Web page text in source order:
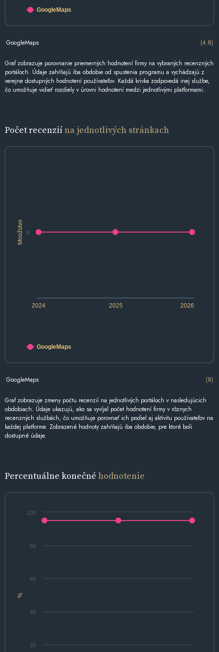
GoogleMaps
GoogleMaps (4.8)
Graf zobrazuje porovnanie priemerných hodnotení firmy na vybraných recenzných
portáloch. Údaje zahŕňajú iba obdobie od spustenia programu a vychádzajú z
verejne dostupných hodnotení používateľov. Každá krivka zodpovedá inej službe,
čo umožňuje vidieť rozdiely v úrovni hodnotení medzi jednotlivými platformami.
Počet recenziína jednotlivých stránkach
Množstvo
2024 2025 2026
8
GoogleMaps
GoogleMaps (8)
Graf zobrazuje zmeny počtu recenzií na jednotlivých portáloch v nasledujúcich
obdobiach. Údaje ukazujú, ako sa vyvíjal počet hodnotení firmy v rôznych
recenzných službách, čo umožňuje porovnať ich podiel aj aktivitu používateľov na
každej platforme. Zobrazené hodnoty zahŕňajú iba obdobie, pre ktoré boli
dostupné údaje.
Percentuálne konečné hodnotenie
%
20
40
60
80
100